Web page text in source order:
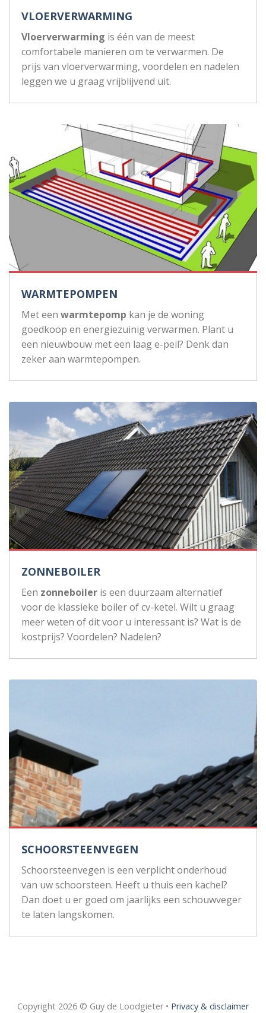
VLOERVERWARMING
Vloerverwarming is één van de meest
comfortabele manieren om te verwarmen. De
prijs van vloerverwarming, voordelen en nadelen
leggen we u graag vrijblijvend uit.
WARMTEPOMPEN
Met een warmtepomp kan je de woning
goedkoop en energiezuinig verwarmen. Plant u
een nieuwbouw met een laag e-peil? Denk dan
zeker aan warmtepompen.
ZONNEBOILER
Een zonneboiler is een duurzaam alternatief
voor de klassieke boiler of cv-ketel. Wilt u graag
meer weten of dit voor u interessant is? Wat is de
kostprijs? Voordelen? Nadelen?
SCHOORSTEENVEGEN
Schoorsteenvegen is een verplicht onderhoud
van uw schoorsteen. Heeft u thuis een kachel?
Dan doet u er goed om jaarlijks een schouwveger
te laten langskomen.
Copyright 2026 © Guy de Loodgieter • Privacy & disclaimer